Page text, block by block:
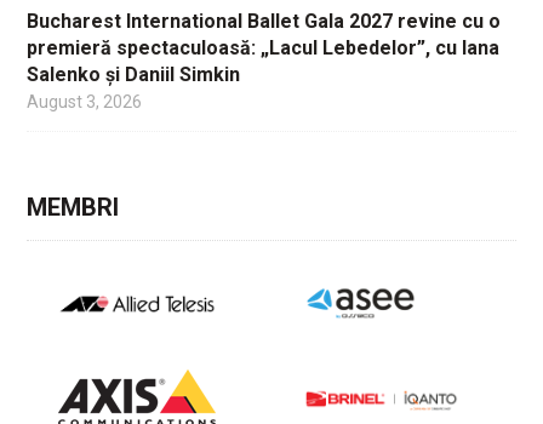
Bucharest International Ballet Gala 2027 revine cu o
premieră spectaculoasă: „Lacul Lebedelor”, cu Iana
Salenko și Daniil Simkin
August 3, 2026
MEMBRI